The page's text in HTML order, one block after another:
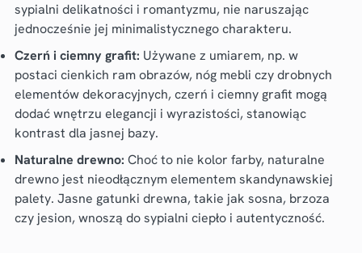
sypialni delikatności i romantyzmu, nie naruszając
jednocześnie jej minimalistycznego charakteru.
Czerń i ciemny grafit: Używane z umiarem, np. w
postaci cienkich ram obrazów, nóg mebli czy drobnych
elementów dekoracyjnych, czerń i ciemny grafit mogą
dodać wnętrzu elegancji i wyrazistości, stanowiąc
kontrast dla jasnej bazy.
Naturalne drewno: Choć to nie kolor farby, naturalne
drewno jest nieodłącznym elementem skandynawskiej
palety. Jasne gatunki drewna, takie jak sosna, brzoza
czy jesion, wnoszą do sypialni ciepło i autentyczność.